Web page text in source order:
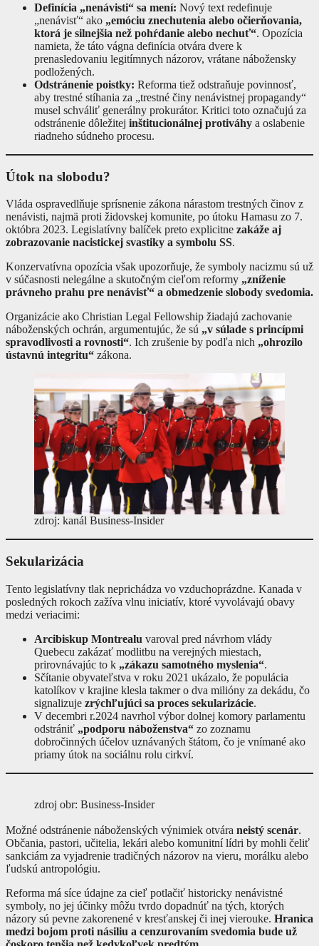
Definícia „nenávisti“ sa mení: Nový text redefinuje
„nenávisť“ ako „emóciu znechutenia alebo očierňovania,
ktorá je silnejšia než pohŕdanie alebo nechuť“. Opozícia
namieta, že táto vágna definícia otvára dvere k
prenasledovaniu legitímnych názorov, vrátane nábožensky
podložených.
Odstránenie poistky: Reforma tiež odstraňuje povinnosť,
aby trestné stíhania za „trestné činy nenávistnej propagandy“
musel schváliť generálny prokurátor. Kritici toto označujú za
odstránenie dôležitej inštitucionálnej protiváhy a oslabenie
riadneho súdneho procesu.
Útok na slobodu?
Vláda ospravedlňuje sprísnenie zákona nárastom trestných činov z
nenávisti, najmä proti židovskej komunite, po útoku Hamasu zo 7.
októbra 2023. Legislatívny balíček preto explicitne zakáže aj
zobrazovanie nacistickej svastiky a symbolu SS.
Konzervatívna opozícia však upozorňuje, že symboly nacizmu sú už
v súčasnosti nelegálne a skutočným cieľom reformy „zníženie
právneho prahu pre nenávisť“ a obmedzenie slobody svedomia.
Organizácie ako Christian Legal Fellowship žiadajú zachovanie
náboženských ochrán, argumentujúc, že sú „v súlade s princípmi
spravodlivosti a rovnosti“. Ich zrušenie by podľa nich „ohrozilo
ústavnú integritu“ zákona.
zdroj: kanál Business-Insider
Sekularizácia
Tento legislatívny tlak neprichádza vo vzduchoprázdne. Kanada v
posledných rokoch zažíva vlnu iniciatív, ktoré vyvolávajú obavy
medzi veriacimi:
Arcibiskup Montrealu varoval pred návrhom vlády
Quebecu zakázať modlitbu na verejných miestach,
prirovnávajúc to k „zákazu samotného myslenia“.
Sčítanie obyvateľstva v roku 2021 ukázalo, že populácia
katolíkov v krajine klesla takmer o dva milióny za dekádu, čo
signalizuje zrýchľujúci sa proces sekularizácie.
V decembri r.2024 navrhol výbor dolnej komory parlamentu
odstrániť „podporu náboženstva“ zo zoznamu
dobročinných účelov uznávaných štátom, čo je vnímané ako
priamy útok na sociálnu rolu cirkví.
zdroj obr: Business-Insider
Možné odstránenie náboženských výnimiek otvára neistý scenár.
Občania, pastori, učitelia, lekári alebo komunitní lídri by mohli čeliť
sankciám za vyjadrenie tradičných názorov na vieru, morálku alebo
ľudskú antropológiu.
Reforma má síce údajne za cieľ potlačiť historicky nenávistné
symboly, no jej účinky môžu tvrdo dopadnúť na tých, ktorých
názory sú pevne zakorenené v kresťanskej či inej vierouke. Hranica
medzi bojom proti násiliu a cenzurovaním svedomia bude už